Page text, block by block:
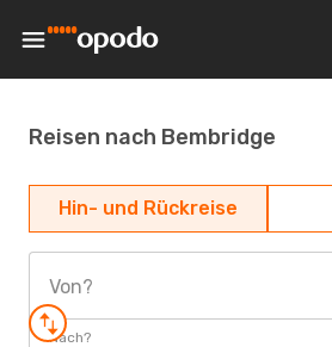
Reisen nach Bembridge
Hin- und Rückreise
Von?
Nach?